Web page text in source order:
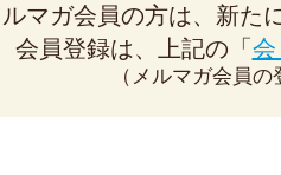
ルマガ会員の方は、新た
会員登録は、上記の「 会
（メルマガ会員